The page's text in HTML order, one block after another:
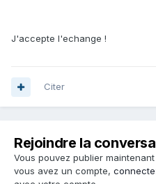
J'accepte l'echange !
Citer
Rejoindre la
Vous pouvez publier
vous avez un compte,